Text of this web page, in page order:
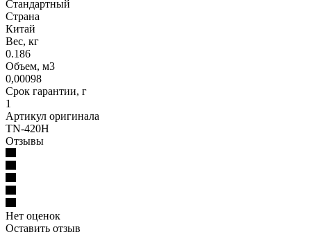
Стандартный
Страна
Китай
Вес, кг
0.186
Объем, м3
0,00098
Срок гарантии, г
1
Артикул оригинала
TN-420H
Отзывы
Нет оценок
Оставить отзыв